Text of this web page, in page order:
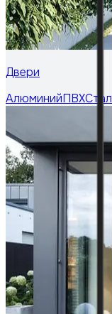
Двери
АлюминийПВХСталь